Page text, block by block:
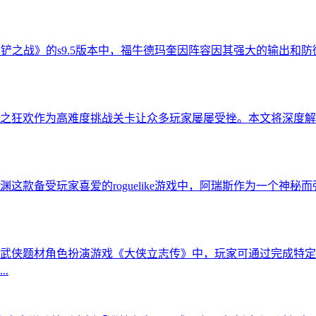
之战》的s9.5版本中，福牛德玛奎因阵容因其强大的输出和
狂欢作为高难度挑战关卡让众多玩家屡屡受挫。本文将深度
款备受玩家喜爱的roguelike游戏中，阿瑞斯作为一个神秘
侠题材角色扮演游戏《大侠立志传》中，玩家可通过完成特